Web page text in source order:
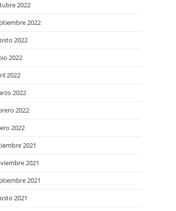
2022
2022
2022
2022
2022
2022
2022
2022
2021
2021
2021
2021